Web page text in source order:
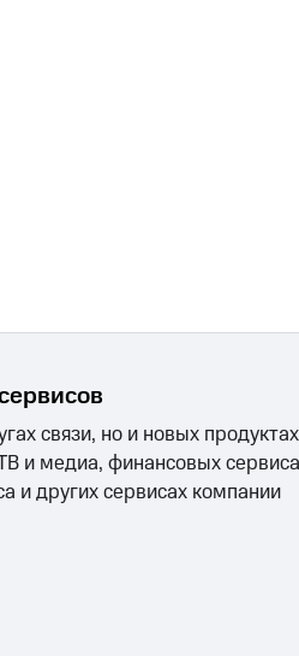
связи, но и новых
и медиа, финансовых
и других сервисах компании